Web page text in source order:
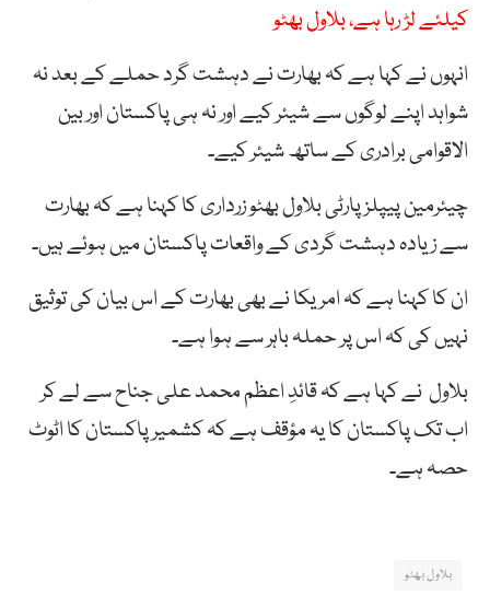
کیلئے لڑ رہا ہے، بلاول بھٹو
انہوں نے کہا ہے کہ بھارت نے دہشت گرد حملے کے بعد نہ
شواہد اپنے لوگوں سے شیئر کیے اور نہ ہی پاکستان اور بین
الاقوامی برادری کے ساتھ شیئر کیے۔
چیئرمین پیپلز پارٹی بلاول بھٹو زرداری کا کہنا ہے کہ بھارت
سے زیادہ دہشت گردی کے واقعات پاکستان میں ہوئے ہیں۔
ان کا کہنا ہے کہ امریکا نے بھی بھارت کے اس بیان کی توثیق
نہیں کی کہ اس پر حملہ باہر سے ہوا ہے۔
بلاول نے کہا ہے کہ قائدِ اعظم محمد علی جناح سے لے کر
اب تک پاکستان کا یہ مؤقف ہے کہ کشمیر پاکستان کا اٹوٹ
حصہ ہے۔
بلاول بھٹو